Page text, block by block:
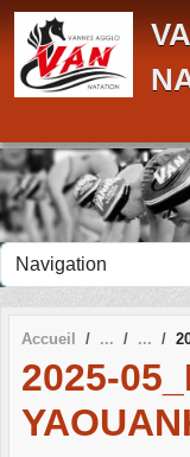
Accueil
2025-
Panneau de gestion